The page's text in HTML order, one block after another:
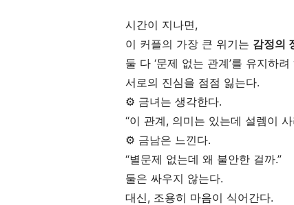
시간이 지나면,
이 커플의 가장 큰 위기는 감정의
둘 다 ‘문제 없는 관계’를 유지하
서로의 진심을 점점 잃는다.
⚙️ 금녀는 생각한다.
“이 관계, 의미는 있는데 설렘이 사
⚙️ 금남은 느낀다.
“별문제 없는데 왜 불안한 걸까.”
둘은 싸우지 않는다.
대신, 조용히 마음이 식어간다.